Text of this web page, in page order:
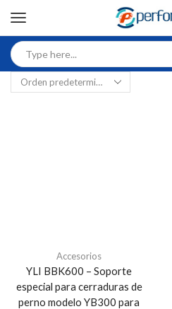
Accesorios
YLI BBK600 – Soporte
especial para cerraduras de
perno modelo YB300 para